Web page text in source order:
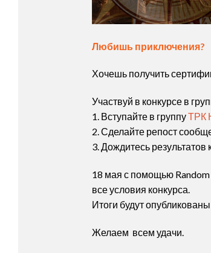
Любишь приключения?
Хочешь получить
Участвуй в конкурсе в
1. Вступайте в группуТРК
2. Сделайте репост
3. Дождитесь результатов
18 мая с помощью
все условия конкурса.
Итоги будут
Желаем всем удачи.